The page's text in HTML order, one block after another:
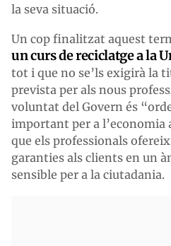
la seva situació.
Un cop finalitzat aquest
un curs de reciclatge a la
tot i que no se’ls exigirà la
prevista per als nous
voluntat del Govern és
important per a
que els professionals
garanties als clients en un
sensible per a la ciutadania.